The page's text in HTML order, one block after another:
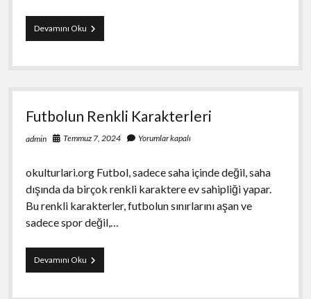
Devamını OkuFutbolda
Genç
ve
Vaad
Oyuncular
Futbolun Renkli Karakterleri
admin Temmuz 7, 2024 Yorumlar kapalı
okulturlari.org Futbol, sadece saha içinde değil, saha
dışında da birçok renkli karaktere ev sahipliği yapar.
Bu renkli karakterler, futbolun sınırlarını aşan ve
sadece spor değil,…
Devamını OkuFutbolun
Renkli